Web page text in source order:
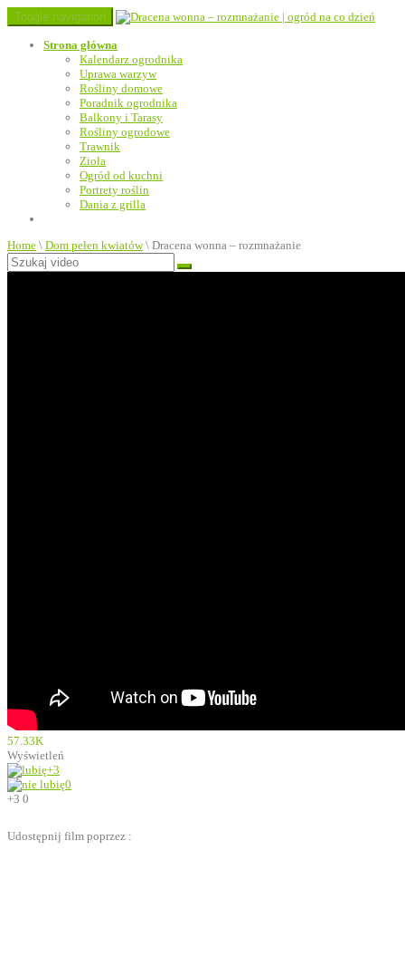
Toggle navigation
Strona główna
Kalendarz ogrodnika
Uprawa warzyw
Rośliny domowe
Poradnik ogrodnika
Balkony i Tarasy
Rośliny ogrodowe
Trawnik
Zioła
Ogród od kuchni
Portrety roślin
Dania z grilla
Home \ Dom pełen kwiatów\ Dracena wonna – rozmnażanie
57.33K
Wyświetleń
+3
0
+3 0
Udostępnij film poprzez :